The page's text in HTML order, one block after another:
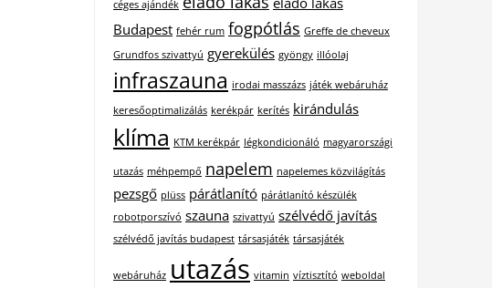
céges ajándék
Budapest fehér rum fogpótlás Greffe de cheveux
Grundfos szivattyú gyerekülés gyöngy illóolaj
infraszauna irodai masszázs játék webáruház
keresőoptimalizálás kerékpár kerítés kirándulás
klíma KTM kerékpár légkondicionáló magyarországi
utazás méhpempő napelem napelemes közvilágítás
pezsgő plüss párátlanító párátlanító készülék
robotporszívó szauna szivattyú szélvédő javítás
szélvédő javítás budapest társasjáték társasjáték
webáruház utazás vitamin víztisztító weboldal